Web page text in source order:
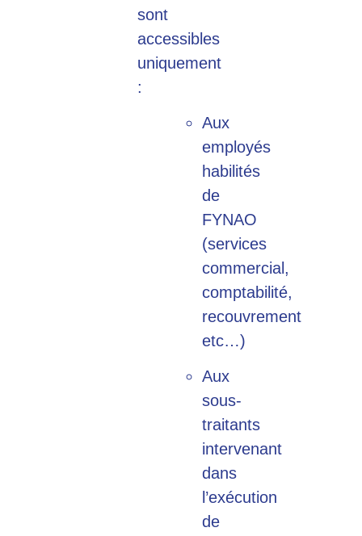
sont
accessibles
uniquement
:
Aux
employés
habilités
de
FYNAO
(services
commercial,
comptabilité,
recouvrement
etc…)
Aux
sous-
traitants
intervenant
dans
l’exécution
de